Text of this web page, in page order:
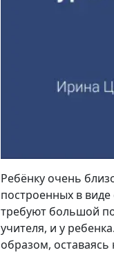
Ребёнку очень
построенных в виде
требуют большой
учителя, и у
образом, оставаясь